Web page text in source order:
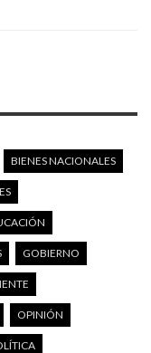
BIENES NACIONALES
GOBIERNO
OPINIÓN